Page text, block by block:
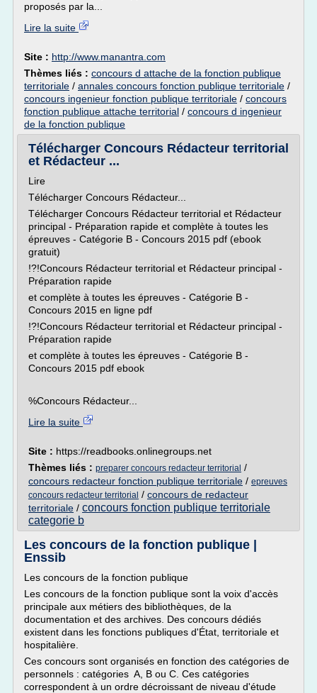
proposés par la...
Lire la suite
Site : http://www.manantra.com
Thèmes liés : concours d attache de la fonction publique
territoriale / annales concours fonction publique territoriale /
concours ingenieur fonction publique territoriale / concours
fonction publique attache territorial / concours d ingenieur
de la fonction publique
Télécharger Concours Rédacteur territorial
et Rédacteur ...
Lire
Télécharger Concours Rédacteur...
Télécharger Concours Rédacteur territorial et Rédacteur
principal - Préparation rapide et complète à toutes les
épreuves - Catégorie B - Concours 2015 pdf (ebook
gratuit)
!?!Concours Rédacteur territorial et Rédacteur principal -
Préparation rapide
et complète à toutes les épreuves - Catégorie B -
Concours 2015 en ligne pdf
!?!Concours Rédacteur territorial et Rédacteur principal -
Préparation rapide
et complète à toutes les épreuves - Catégorie B -
Concours 2015 pdf ebook
%Concours Rédacteur...
Lire la suite
Site : https://readbooks.onlinegroups.net
Thèmes liés : preparer concours redacteur territorial /
concours redacteur fonction publique territoriale / epreuves
concours redacteur territorial / concours de redacteur
territoriale / concours fonction publique territoriale
categorie b
Les concours de la fonction publique |
Enssib
Les concours de la fonction publique
Les concours de la fonction publique sont la voix d'accès
principale aux métiers des bibliothèques, de la
documentation et des archives. Des concours dédiés
existent dans les fonctions publiques d'État, territoriale et
hospitalière.
Ces concours sont organisés en fonction des catégories de
personnels : catégories A, B ou C. Ces catégories
correspondent à un ordre décroissant de niveau d'étude